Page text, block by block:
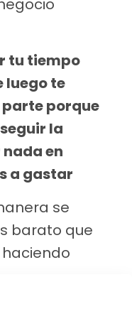
tu tiempo
luego te
porque
la
en
a gastar
se
barato que
viajar,